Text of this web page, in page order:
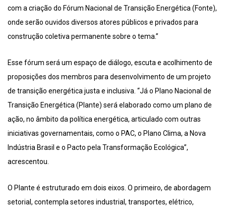
com a criação do Fórum Nacional de Transição Energética (Fonte),
onde serão ouvidos diversos atores públicos e privados para
construção coletiva permanente sobre o tema.”
Esse fórum será um espaço de diálogo, escuta e acolhimento de
proposições dos membros para desenvolvimento de um projeto
de transição energética justa e inclusiva. “Já o Plano Nacional de
Transição Energética (Plante) será elaborado como um plano de
ação, no âmbito da política energética, articulado com outras
iniciativas governamentais, como o PAC, o Plano Clima, a Nova
Indústria Brasil e o Pacto pela Transformação Ecológica”,
acrescentou.
O Plante é estruturado em dois eixos. O primeiro, de abordagem
setorial, contempla setores industrial, transportes, elétrico,